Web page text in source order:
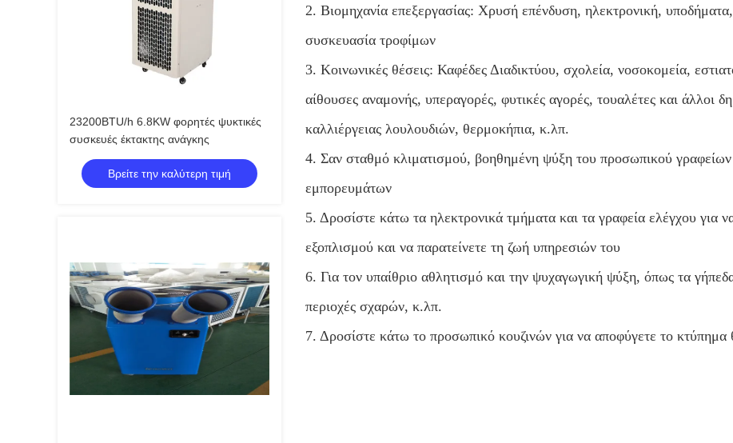
23200BTU/h 6.8KW φορητές ψυκτικές
συσκευές έκτακτης ανάγκης
Βρείτε την καλύτερη τιμή
2. Βιομηχανία επεξεργασίας: Χρυσή επένδυση, ηλεκτρονική,
συσκευασία τροφίμων
3. Κοινωνικές θέσεις: Καφέδες Διαδικτύου, σχολεία, νοσοκομεία,
αίθουσες αναμονής, υπεραγορές, φυτικές αγορές, τουαλέτες και άλλοι
καλλιέργειας λουλουδιών, θερμοκήπια, κ.λπ.
4. Σαν σταθμό κλιματισμού, βοηθημένη ψύξη του προσωπικού
εμπορευμάτων
5. Δροσίστε κάτω τα ηλεκτρονικά τμήματα και τα γραφεία ελέγχου για
εξοπλισμού και να παρατείνετε τη ζωή υπηρεσιών του
6. Για τον υπαίθριο αθλητισμό και την ψυχαγωγική ψύξη, όπως τα
περιοχές σχαρών, κ.λπ.
7. Δροσίστε κάτω το προσωπικό κουζινών για να αποφύγετε το κτύπημα